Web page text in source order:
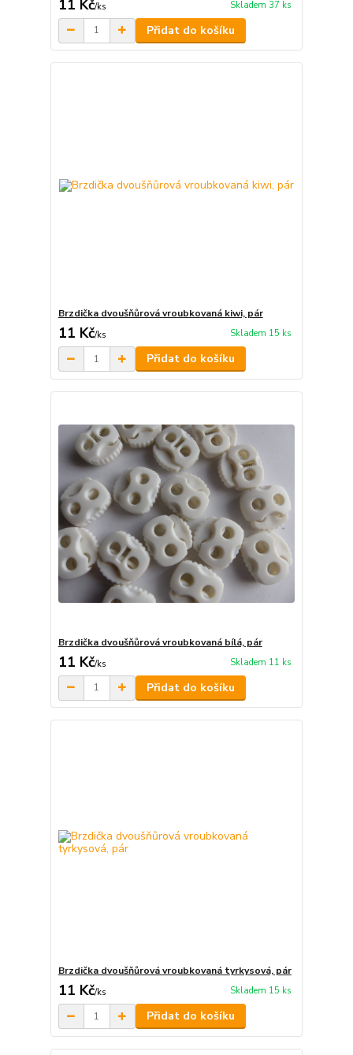
11 Kč/ks Skladem 37 ks
Přidat do košíku
Brzdička dvoušňůrová vroubkovaná kiwi, pár
11 Kč/ks Skladem 15 ks
Přidat do košíku
Brzdička dvoušňůrová vroubkovaná bílá, pár
11 Kč/ks Skladem 11 ks
Přidat do košíku
Brzdička dvoušňůrová vroubkovaná tyrkysová, pár
11 Kč/ks Skladem 15 ks
Přidat do košíku